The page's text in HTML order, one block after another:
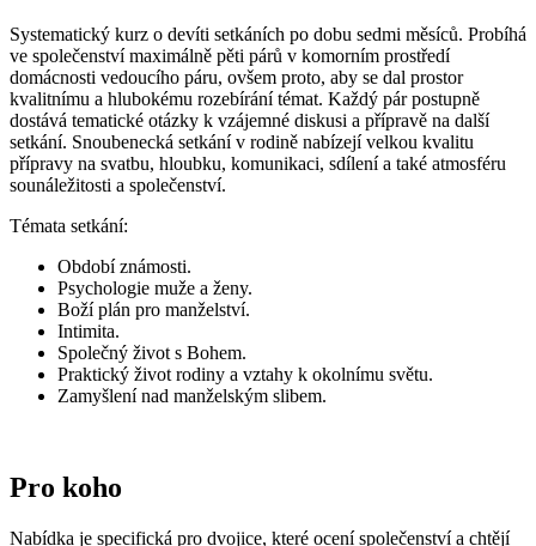
Systematický kurz o devíti setkáních po dobu sedmi měsíců. Probíhá
ve společenství maximálně pěti párů v komorním prostředí
domácnosti vedoucího páru, ovšem proto, aby se dal prostor
kvalitnímu a hlubokému rozebírání témat. Každý pár postupně
dostává tematické otázky k vzájemné diskusi a přípravě na další
setkání. Snoubenecká setkání v rodině nabízejí velkou kvalitu
přípravy na svatbu, hloubku, komunikaci, sdílení a také atmosféru
sounáležitosti a společenství.
Témata setkání:
Období známosti.
Psychologie muže a ženy.
Boží plán pro manželství.
Intimita.
Společný život s Bohem.
Praktický život rodiny a vztahy k okolnímu světu.
Zamyšlení nad manželským slibem.
Pro koho
Nabídka je specifická pro dvojice, které ocení společenství a chtějí